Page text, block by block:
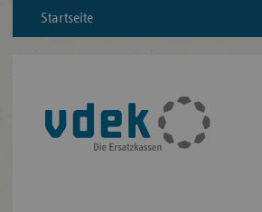
Startseite